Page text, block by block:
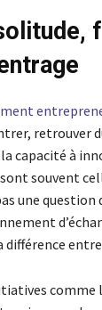
retrouver
capacité à
souvent
une
différence
comme